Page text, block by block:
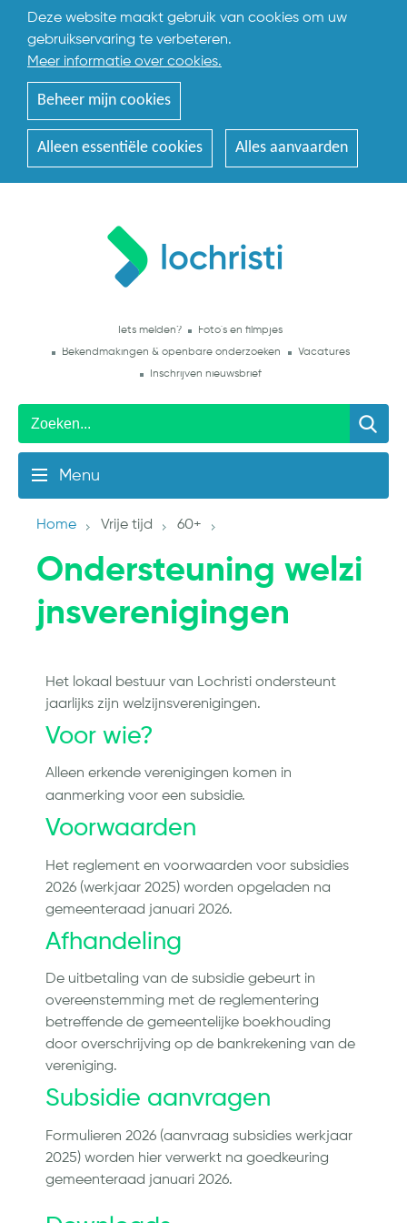
Deze website maakt gebruik van cookies om uw
gebruikservaring te verbeteren.
Meer informatie over cookies.
Beheer mijn cookies
Alleen essentiële cookies Alles aanvaarden
Iets melden?
Foto's en filmpjes
Bekendmakingen & openbare onderzoeken
Vacatures
Inschrijven nieuwsbrief
Menu
Home Vrije tijd 60+
Ondersteuning welzi
jnsverenigingen
Het lokaal bestuur van Lochristi ondersteunt
jaarlijks zijn welzijnsverenigingen.
Voor wie?
Alleen erkende verenigingen komen in
aanmerking voor een subsidie.
Voorwaarden
Het reglement en voorwaarden voor subsidies
2026 (werkjaar 2025) worden opgeladen na
gemeenteraad januari 2026.
Afhandeling
De uitbetaling van de subsidie gebeurt in
overeenstemming met de reglementering
betreffende de gemeentelijke boekhouding
door overschrijving op de bankrekening van de
vereniging.
Subsidie aanvragen
Formulieren 2026 (aanvraag subsidies werkjaar
2025) worden hier verwerkt na goedkeuring
gemeenteraad januari 2026.